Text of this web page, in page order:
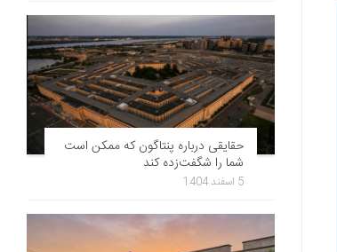
حقایقی درباره پنتاگون که ممکن است
شما را شگفت‌زده کند
5 اسفند 1404